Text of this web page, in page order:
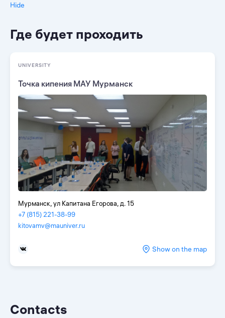
Hide
Где будет проходить
UNIVERSITY
Точка кипения МАУ Мурманск
Мурманск, ул Капитана Егорова, д. 15
+7 (815) 221-38-99
kitovamv@mauniver.ru
Show on the map
Contacts